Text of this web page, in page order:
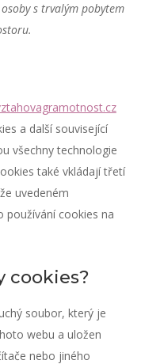
s trvalým pobytem
a další související
všechny technologie
také vkládají třetí
uvedeném
používání cookies na
cookies?
soubor, který je
webu a uložen
nebo jiného